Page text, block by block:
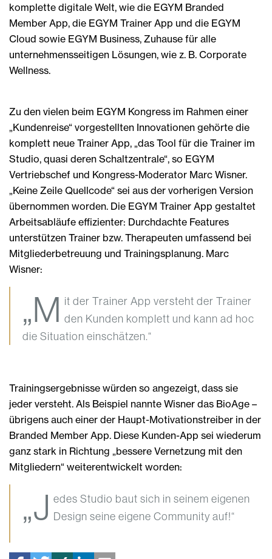
komplette digitale Welt, wie die EGYM Branded
Member App, die EGYM Trainer App und die EGYM
Cloud sowie EGYM Business, Zuhause für alle
unternehmensseitigen Lösungen, wie z. B. Corporate
Wellness.
Zu den vielen beim EGYM Kongress im Rahmen einer
„Kundenreise“ vorgestellten Innovationen gehörte die
komplett neue Trainer App, „das Tool für die Trainer im
Studio, quasi deren Schaltzentrale“, so EGYM
Vertriebschef und Kongress-Moderator Marc Wisner.
„Keine Zeile Quellcode“ sei aus der vorherigen Version
übernommen worden. Die EGYM Trainer App gestaltet
Arbeitsabläufe effizienter: Durchdachte Features
unterstützen Trainer bzw. Therapeuten umfassend bei
Mitgliederbetreuung und Trainingsplanung. Marc
Wisner:
„M it der Trainer App versteht der Trainer
den Kunden komplett und kann ad hoc
die Situation einschätzen.“
Trainingsergebnisse würden so angezeigt, dass sie
jeder versteht. Als Beispiel nannte Wisner das BioAge –
übrigens auch einer der Haupt-Motivationstreiber in der
Branded Member App. Diese Kunden-App sei wiederum
ganz stark in Richtung „bessere Vernetzung mit den
Mitgliedern“ weiterentwickelt worden:
„J edes Studio baut sich in seinem eigenen
Design seine eigene Community auf!“